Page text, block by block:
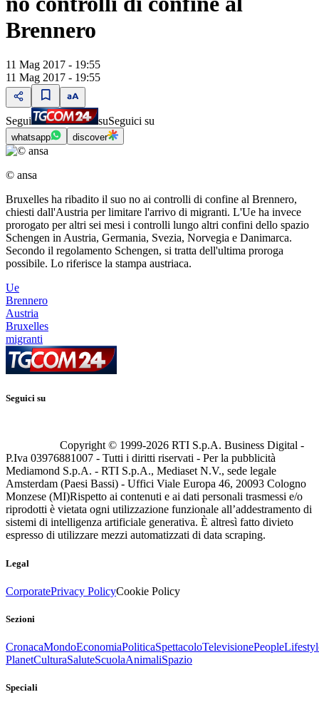
Brennero
11 Mag 2017 - 19:55
11 Mag 2017 - 19:55
Segui suSeguici su
whatsapp discover
© ansa
Bruxelles ha ribadito il suo no ai controlli di confine al Brennero,
chiesti dall'Austria per limitare l'arrivo di migranti. L'Ue ha invece
prorogato per altri sei mesi i controlli lungo altri confini dello spazio
Schengen in Austria, Germania, Svezia, Norvegia e Danimarca.
Secondo il regolamento Schengen, si tratta dell'ultima proroga
possibile. Lo riferisce la stampa austriaca.
Ue
Brennero
Austria
Bruxelles
migranti
Seguici su
Copyright © 1999-2026 RTI S.p.A. Business Digital -
P.Iva 03976881007 - Tutti i diritti riservati - Per la pubblicità
Mediamond S.p.A. - RTI S.p.A., Mediaset N.V., sede legale
Amsterdam (Paesi Bassi) - Uffici Viale Europa 46, 20093 Cologno
Monzese (MI)Rispetto ai contenuti e ai dati personali trasmessi e/o
riprodotti è vietata ogni utilizzazione funzionale all’addestramento di
sistemi di intelligenza artificiale generativa. È altresì fatto divieto
espresso di utilizzare mezzi automatizzati di data scraping.
Legal
CorporatePrivacy PolicyCookie Policy
Sezioni
CronacaMondoEconomiaPoliticaSpettacoloTelevisionePeople
PlanetCulturaSaluteScuolaAnimaliSpazio
Speciali